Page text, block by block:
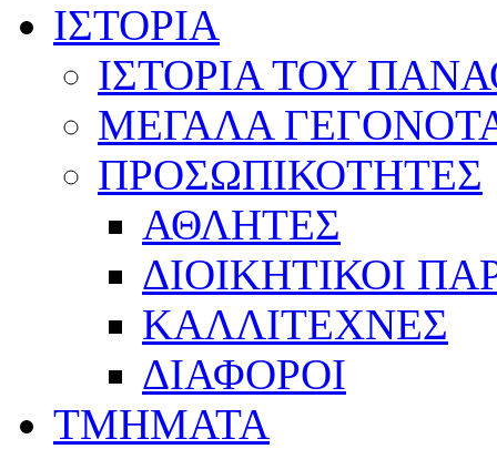
ΙΣΤΟΡΙΑ
ΙΣΤΟΡΙΑ ΤΟΥ
ΜΕΓΑΛΑ
ΠΡΟΣΩΠΙΚΟΤΗΤΕΣ
ΑΘΛΗΤΕΣ
ΔΙΟΙΚΗΤΙΚΟΙ
ΚΑΛΛΙΤΕΧΝΕΣ
ΔΙΑΦΟΡΟΙ
ΤΜΗΜΑΤΑ